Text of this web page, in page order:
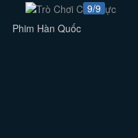
9/9
Phim Hàn Quốc